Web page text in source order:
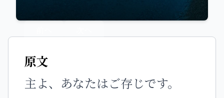
原文
主よ、あなたはご存じです。